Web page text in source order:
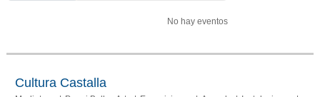
No hay eventos
Cultura Castalla